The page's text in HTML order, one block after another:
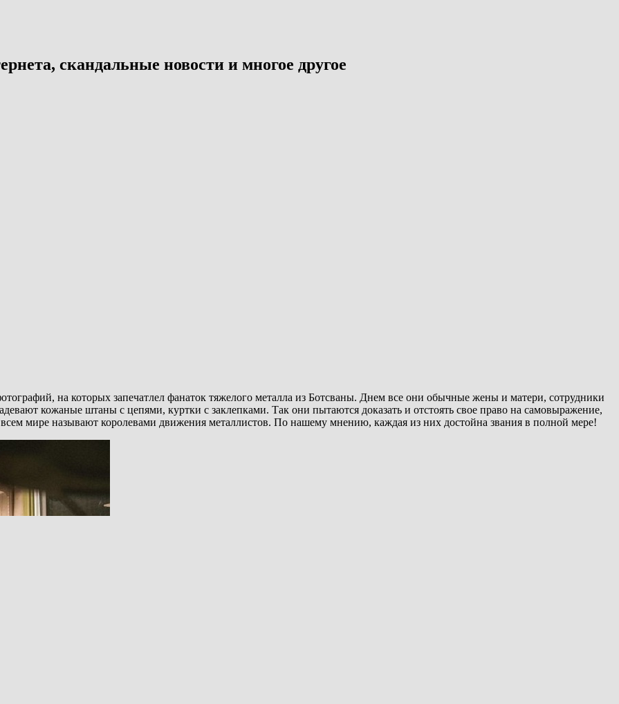
скандальные новости и многое другое
на которых запечатлел фанаток тяжелого металла из Ботсваны. Днем все они обычные жены и матери, сотрудники
кожаные штаны с цепями, куртки с заклепками. Так они пытаются доказать и отстоять свое право на самовыражение,
мире называют королевами движения металлистов. По нашему мнению, каждая из них достойна звания в полной мере!